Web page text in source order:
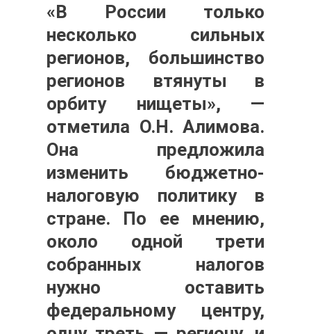
«В России только
несколько сильных
регионов, большинство
регионов втянуты в
орбиту нищеты», —
отметила О.Н. Алимова.
Она предложила
изменить бюджетно-
налоговую политику в
стране. По ее мнению,
около одной трети
собранных налогов
нужно оставить
федеральному центру,